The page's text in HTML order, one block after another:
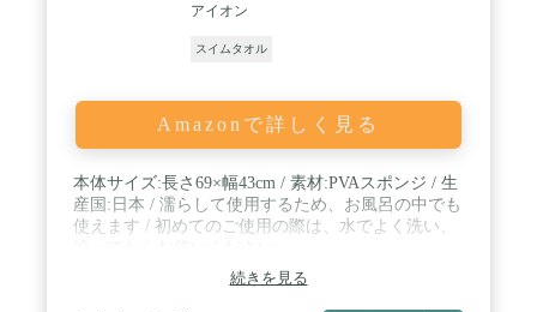
アイオン
スイムタオル
Amazonで詳しく見る
本体サイズ:長さ69×幅43cm / 素材:PVAスポンジ / 生
産国:日本 / 濡らして使用するため、お風呂の中でも
使えます / 初めてのご使用の際は、水でよく洗い、
続きを見る